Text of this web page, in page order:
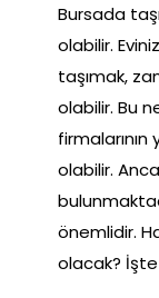
Bursada
olabilir.
taşımak,
olabilir. Bu
firmalarının
olabilir.
önemlidir.
olacak? İşte